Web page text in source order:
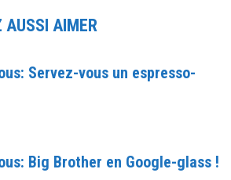
AUSSI AIMER
Servez-vous un espresso-
Big Brother en Google-glass !